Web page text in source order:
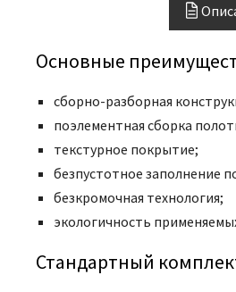
Основные
сборно-разборная
поэлементная сборка
текстурное покрытие;
безпустотное заполнение
безкромочная технология;
экологичность
Стандартный